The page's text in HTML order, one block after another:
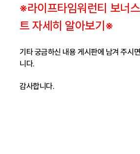
※라이프타임워런티 보너
트 자세히 알아보기※
기타 궁금하신 내용 게시판에 남겨 주시
니다.
감사합니다.